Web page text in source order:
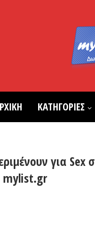
ΚΑΤΗΓΟΡΙΕΣ
για Sex
mylist.gr